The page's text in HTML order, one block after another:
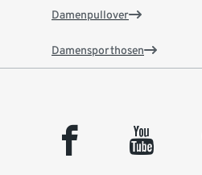
Damenpullover
Damensporthosen
facebook youtube